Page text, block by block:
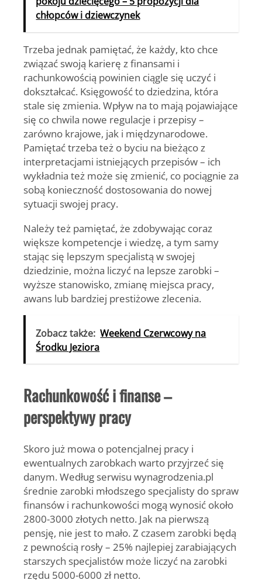
chłopców i dziewczynek
Trzeba jednak pamiętać, że każdy, kto chce
związać swoją karierę z finansami i
rachunkowością powinien ciągle się uczyć i
dokształcać. Księgowość to dziedzina, która
stale się zmienia. Wpływ na to mają pojawiające
się co chwila nowe regulacje i przepisy –
zarówno krajowe, jak i międzynarodowe.
Pamiętać trzeba też o byciu na bieżąco z
interpretacjami istniejących przepisów – ich
wykładnia też może się zmienić, co pociągnie za
sobą konieczność dostosowania do nowej
sytuacji swojej pracy.
Należy też pamiętać, że zdobywając coraz
większe kompetencje i wiedzę, a tym samy
stając się lepszym specjalistą w swojej
dziedzinie, można liczyć na lepsze zarobki –
wyższe stanowisko, zmianę miejsca pracy,
awans lub bardziej prestiżowe zlecenia.
Zobacz także: Weekend Czerwcowy na
Środku Jeziora
Rachunkowość i finanse –
perspektywy pracy
Skoro już mowa o potencjalnej pracy i
ewentualnych zarobkach warto przyjrzeć się
danym. Według serwisu wynagrodzenia.pl
średnie zarobki młodszego specjalisty do spraw
finansów i rachunkowości mogą wynosić około
2800-3000 złotych netto. Jak na pierwszą
pensję, nie jest to mało. Z czasem zarobki będą
z pewnością rosły – 25% najlepiej zarabiających
starszych specjalistów może liczyć na zarobki
rzędu 5000-6000 zł netto.